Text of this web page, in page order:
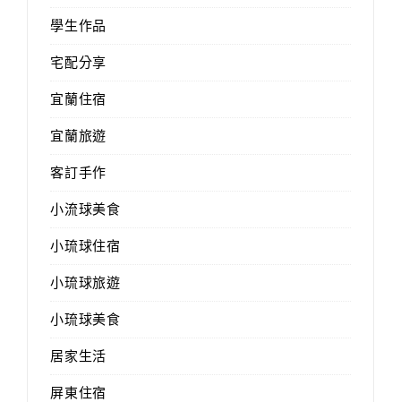
學生作品
宅配分享
宜蘭住宿
宜蘭旅遊
客訂手作
小流球美食
小琉球住宿
小琉球旅遊
小琉球美食
居家生活
屏東住宿